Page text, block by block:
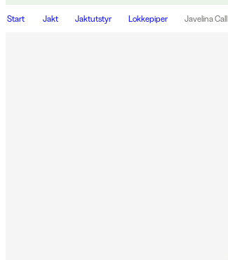
Start Jakt Jaktutstyr Lokkepiper Javelina Call